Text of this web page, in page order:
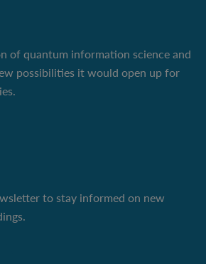
of quantum information science and
possibilities it would open up for
to stay informed on new